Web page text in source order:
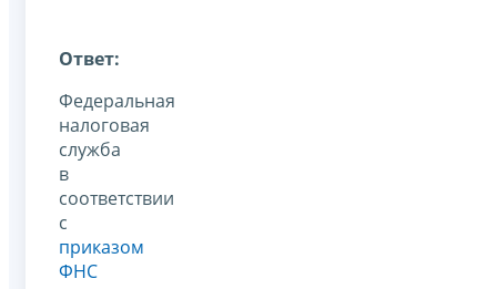
Ответ:
Федеральная
налоговая
служба
в
соответствии
с
приказом
ФНС